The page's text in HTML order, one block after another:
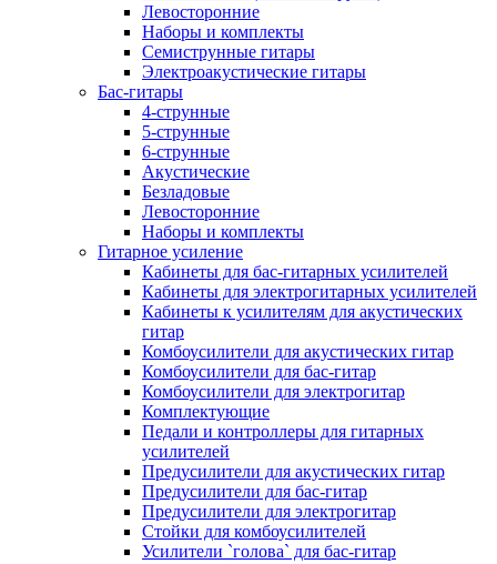
Левосторонние
Наборы и комплекты
Семиструнные гитары
Электроакустические гитары
Бас-гитары
4-струнные
5-струнные
6-струнные
Акустические
Безладовые
Левосторонние
Наборы и комплекты
Гитарное усиление
Кабинеты для бас-гитарных усилителей
Кабинеты для электрогитарных усилителей
Кабинеты к усилителям для акустических
гитар
Комбоусилители для акустических гитар
Комбоусилители для бас-гитар
Комбоусилители для электрогитар
Комплектующие
Педали и контроллеры для гитарных
усилителей
Предусилители для акустических гитар
Предусилители для бас-гитар
Предусилители для электрогитар
Стойки для комбоусилителей
Усилители `голова` для бас-гитар